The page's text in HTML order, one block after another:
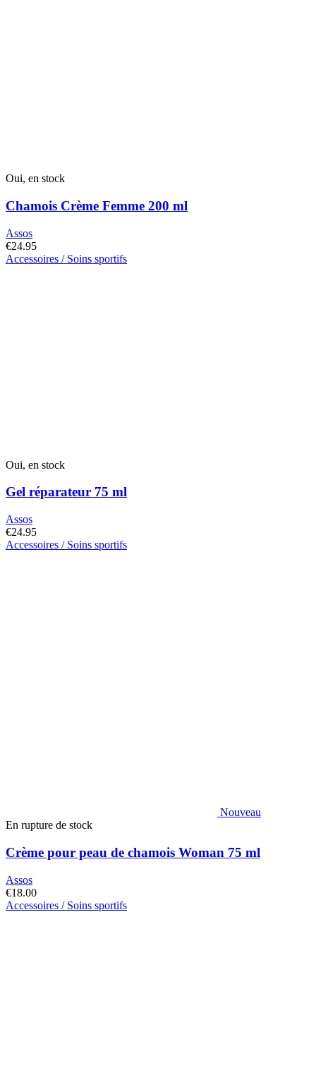
Oui, en stock
Chamois Crème Femme 200 ml
Assos
€24.95
Accessoires / Soins sportifs
Oui, en stock
Gel réparateur 75 ml
Assos
€24.95
Accessoires / Soins sportifs
Nouveau
En rupture de stock
Crème pour peau de chamois Woman 75 ml
Assos
€18.00
Accessoires / Soins sportifs